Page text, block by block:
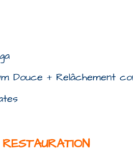
Douce + Relâchement